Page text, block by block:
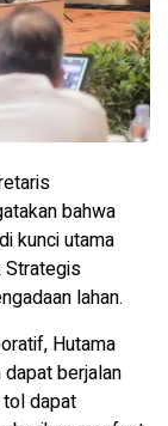
bahwa
kunci utama
Strategis
lahan.
Hutama
berjalan
dapat